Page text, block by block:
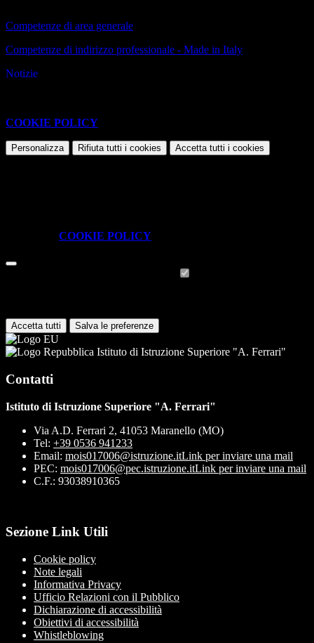
Competenze di area generale
Competenze di indirizzo professionale - Made in Italy
Notizie
COOKIE POLICY
Personalizza Rifiuta tutti i cookies Accetta tutti i cookies
COOKIE POLICY
Accetta tutti Salva le preferenze
Istituto di Istruzione Superiore "A. Ferrari"
Contatti
Istituto di Istruzione Superiore "A. Ferrari"
Via A.D. Ferrari 2, 41053 Maranello (MO)
Tel: +39 0536 941233
Email: mois017006@istruzione.itLink per inviare una mail
PEC: mois017006@pec.istruzione.itLink per inviare una mail
C.F.: 93038910365
Sezione Link Utili
Cookie policy
Note legali
Informativa Privacy
Ufficio Relazioni con il Pubblico
Dichiarazione di accessibilità
Obiettivi di accessibilità
Whistleblowing